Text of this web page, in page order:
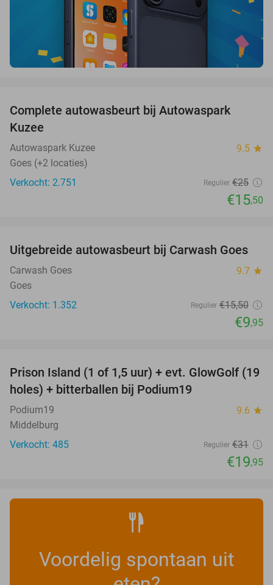
Complete autowasbeurt bij Autowaspark
Kuzee
Autowaspark Kuzee 9.5 star
Goes (+2 locaties)
Verkocht: 2.751
Regulier €25
€15,50
36%
Uitgebreide autowasbeurt bij Carwash Goes
Carwash Goes 9.7 star
Goes
Verkocht: 1.352
Regulier €15,50
€9,95
36%
Prison Island (1 of 1,5 uur) + evt. GlowGolf (19
holes) + bitterballen bij Podium19
Podium19 9.6 star
Middelburg
Verkocht: 485
Regulier €31
€19,95
Voordelig spontaan uit